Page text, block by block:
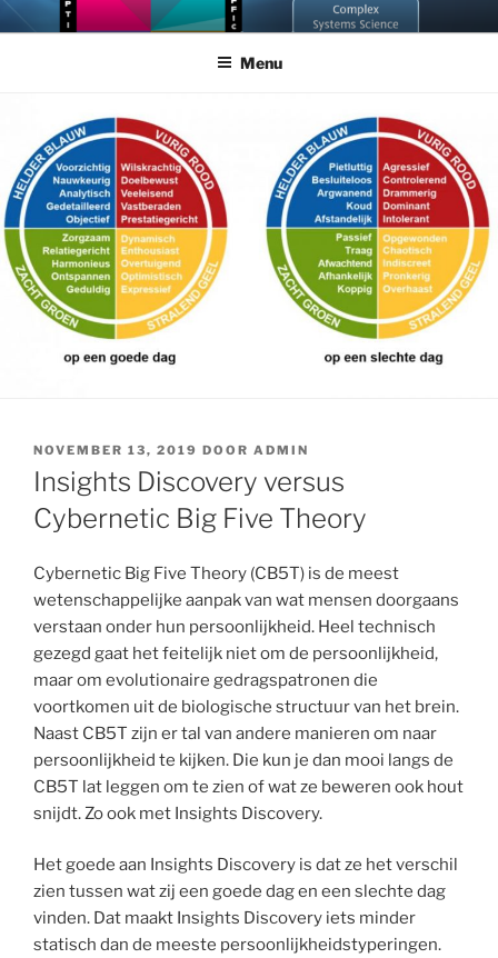
Ga
naarNEUROGRAM
Doorgrond jezelf en anderen met Cybernetic Big Five Theory
Menu
GEPLAATST
OP
NOVEMBER 13, 2019 DOOR ADMIN
Insights Discovery versus
Cybernetic Big Five Theory
Cybernetic Big Five Theory (CB5T) is de meest
wetenschappelijke aanpak van wat mensen doorgaans
verstaan onder hun persoonlijkheid. Heel technisch
gezegd gaat het feitelijk niet om de persoonlijkheid,
maar om evolutionaire gedragspatronen die
voortkomen uit de biologische structuur van het brein.
Naast CB5T zijn er tal van andere manieren om naar
persoonlijkheid te kijken. Die kun je dan mooi langs de
CB5T lat leggen om te zien of wat ze beweren ook hout
snijdt. Zo ook met Insights Discovery.
Het goede aan Insights Discovery is dat ze het verschil
zien tussen wat zij een goede dag en een slechte dag
vinden. Dat maakt Insights Discovery iets minder
statisch dan de meeste persoonlijkheidstyperingen.